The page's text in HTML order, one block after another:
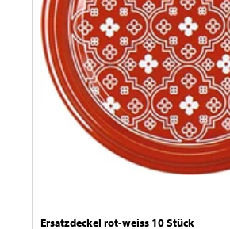
Ersatzdeckel rot-weiss 10 Stück